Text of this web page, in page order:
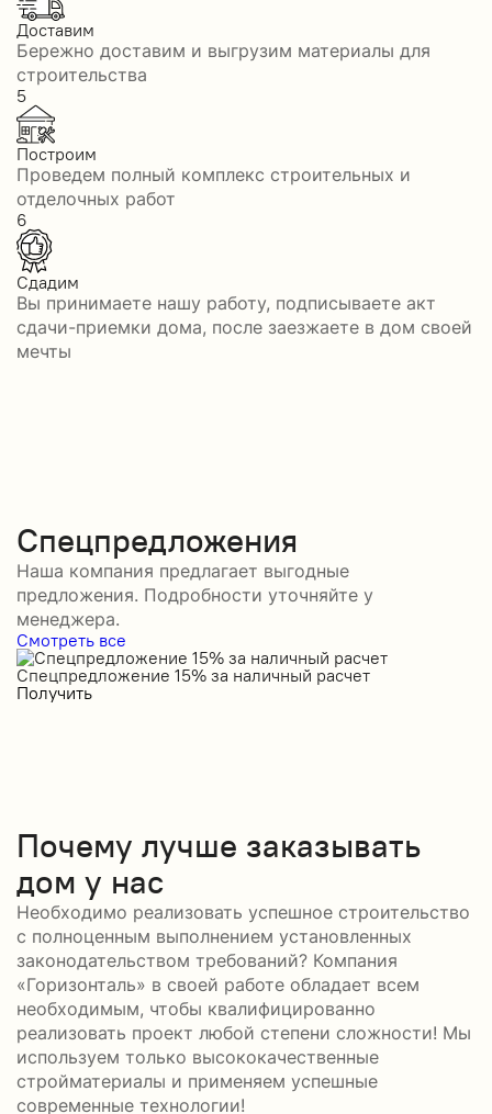
Доставим
Бережно доставим и выгрузим материалы для
строительства
5
Построим
Проведем полный комплекс строительных и
отделочных работ
6
Сдадим
Вы принимаете нашу работу, подписываете акт
сдачи-приемки дома, после заезжаете в дом своей
мечты
Спецпредложения
Наша компания предлагает выгодные
предложения. Подробности уточняйте у
менеджера.
Смотреть все
Спецпредложение 15% за наличный расчет
Получить
Почему лучше заказывать
дом у нас
Необходимо реализовать успешное строительство
с полноценным выполнением установленных
законодательством требований? Компания
«Горизонталь» в своей работе обладает всем
необходимым, чтобы квалифицированно
реализовать проект любой степени сложности! Мы
используем только высококачественные
стройматериалы и применяем успешные
современные технологии!